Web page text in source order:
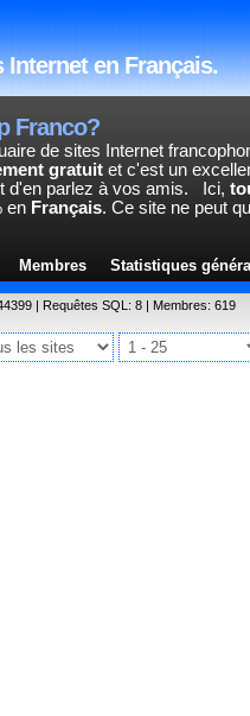
en Français.
Franco?
de sites Internet
gratuit et c'est un
d'en parlez à vos amis.
Ici,
en Français. Ce site ne peut
Membres Statistiques
| Requêtes SQL: 8 | Membres: 619